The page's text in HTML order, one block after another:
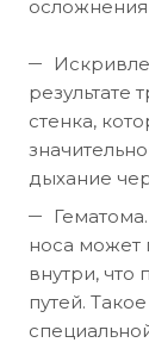
результате
стенка,
дыхание
носа может
внутри, что
путей.